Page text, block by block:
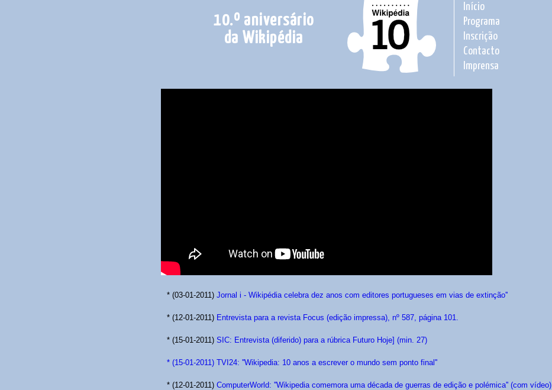
10.º aniversário
da Wikipédia
Início
Programa
Inscrição
Contacto
Imprensa
* (03-01-2011) Jornal i - Wikipédia celebra dez anos com editores portugueses em vias de extinção''
* (12-01-2011) Entrevista para a revista Focus (edição impressa), nº 587, página 101.
* (15-01-2011) SIC: Entrevista (diferido) para a rúbrica Futuro Hoje] (min. 27)
* (15-01-2011) TVI24: ''Wikipedia: 10 anos a escrever o mundo sem ponto final''
* (12-01-2011) ComputerWorld: ''Wikipedia comemora uma década de guerras de edição e polémica'' (com vídeo)